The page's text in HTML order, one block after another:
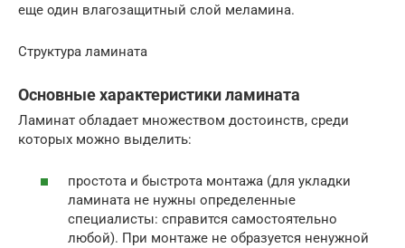
еще один влагозащитный слой меламина.
Структура ламината
Основные характеристики ламината
Ламинат обладает множеством достоинств, среди
которых можно выделить:
простота и быстрота монтажа (для укладки
ламината не нужны определенные
специалисты: справится самостоятельно
любой). При монтаже не образуется ненужной